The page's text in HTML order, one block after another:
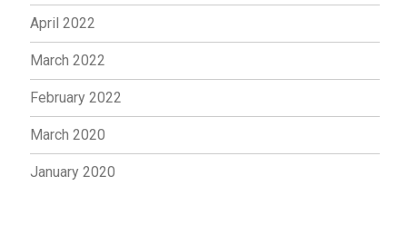
April 2022
March 2022
February 2022
March 2020
January 2020